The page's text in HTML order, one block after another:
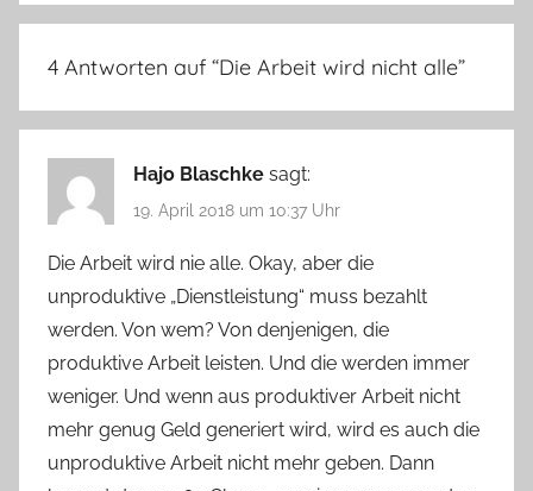
4 Antworten auf “Die Arbeit wird nicht alle”
Hajo Blaschke sagt:
19. April 2018 um 10:37 Uhr
Die Arbeit wird nie alle. Okay, aber die
unproduktive „Dienstleistung“ muss bezahlt
werden. Von wem? Von denjenigen, die
produktive Arbeit leisten. Und die werden immer
weniger. Und wenn aus produktiver Arbeit nicht
mehr genug Geld generiert wird, wird es auch die
unproduktive Arbeit nicht mehr geben. Dann